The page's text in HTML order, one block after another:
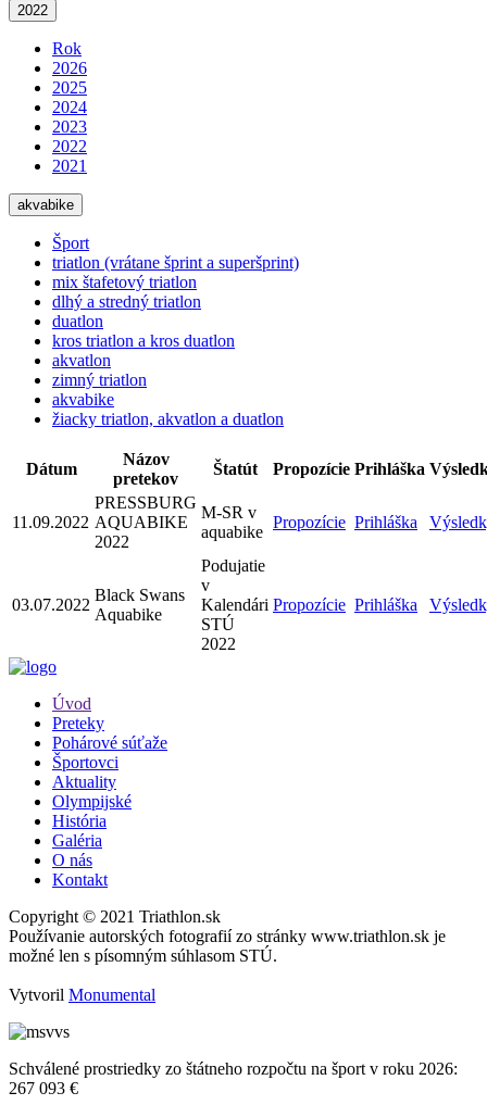
2022
Rok
2026
2025
2024
2023
2022
2021
akvabike
Šport
triatlon (vrátane šprint a superšprint)
mix štafetový triatlon
dlhý a stredný triatlon
duatlon
kros triatlon a kros duatlon
akvatlon
zimný triatlon
akvabike
žiacky triatlon, akvatlon a duatlon
Dátum
Názov
pretekov
Štatút Propozície Prihláška
11.09.2022
PRESSBURG
AQUABIKE
2022
M-SR v
aquabike
Propozície Prihláška
03.07.2022
Black Swans
Aquabike
Podujatie
v
Kalendári
STÚ
2022
Propozície Prihláška
Úvod
Preteky
Pohárové súťaže
Športovci
Aktuality
Olympijské
História
Galéria
O nás
Kontakt
Copyright © 2021 Triathlon.sk
Používanie autorských fotografií zo stránky www.triathlon.sk je
možné len s písomným súhlasom STÚ.
Vytvoril Monumental
Schválené prostriedky zo štátneho rozpočtu na šport v roku 2026:
267 093 €